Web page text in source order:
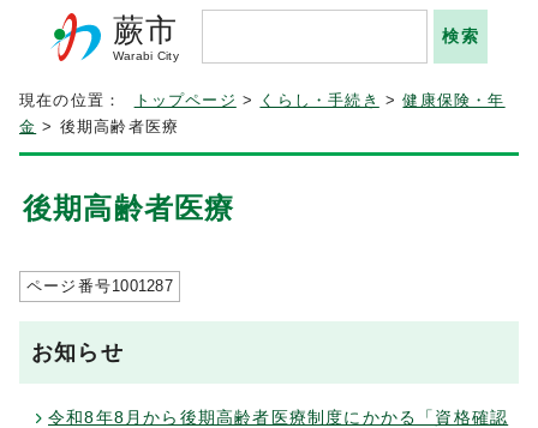
蕨市
Warabi City
現在の位置： トップページ > くらし・手続き >健康保険・年
金 > 後期高齢者医療
後期高齢者医療
ページ番号1001287
お知らせ
令和8年8月から後期高齢者医療制度にかかる「資格確認